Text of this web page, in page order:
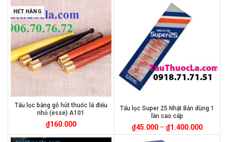
HẾT HÀNG
Tẩu lọc bằng gỗ hút thuốc lá điếu
nhỏ (esse) A101
₫160.000
Tẩu lọc Super 25 Nhật Bản dùng 1
lần cao cấp
₫45.000– ₫1.400.000